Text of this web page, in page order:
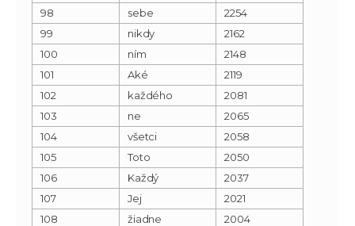
98
sebe
2254
99
nikdy
2162
100
ním
2148
101
Aké
2119
102
každého
2081
103
ne
2065
104
všetci
2058
105
Toto
2050
106
Každý
2037
107
Jej
2021
108
žiadne
2004